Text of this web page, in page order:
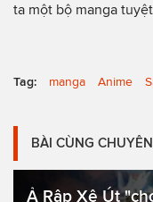
ta một bộ manga
Tag: manga Anime
BÀI CÙNG
Ả Rập Xê Út